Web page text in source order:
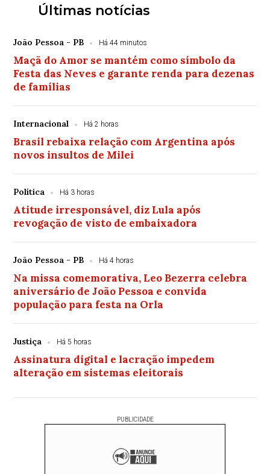
Últimas notícias
João Pessoa - PB Há 44 minutos
Maçã do Amor se mantém como símbolo da
Festa das Neves e garante renda para dezenas
de famílias
Internacional Há 2 horas
Brasil rebaixa relação com Argentina após
novos insultos de Milei
Política Há 3 horas
Atitude irresponsável, diz Lula após
revogação de visto de embaixadora
João Pessoa - PB Há 4 horas
Na missa comemorativa, Leo Bezerra celebra
aniversário de João Pessoa e convida
população para festa na Orla
Justiça Há 5 horas
Assinatura digital e lacração impedem
alteração em sistemas eleitorais
PUBLICIDADE